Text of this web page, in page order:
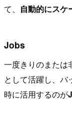
て、 自動的にスケ
Jobs
一度きりのまたは
として活躍し、
時に活用するのが